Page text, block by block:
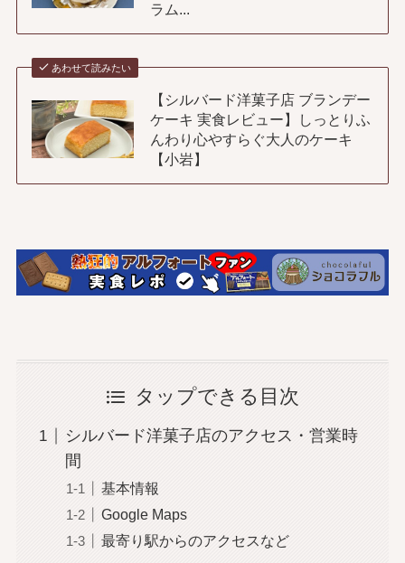
ラム...
あわせて読みたい
【シルバード洋菓子店 ブランデー
ケーキ 実食レビュー】しっとりふ
んわり心やすらぐ大人のケーキ
【小岩】
タップできる目次
シルバード洋菓子店のアクセス・営業時
間
基本情報
Google Maps
最寄り駅からのアクセスなど